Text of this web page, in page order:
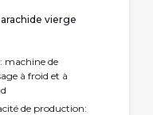
vierge
machine de
à froid et à
de production: